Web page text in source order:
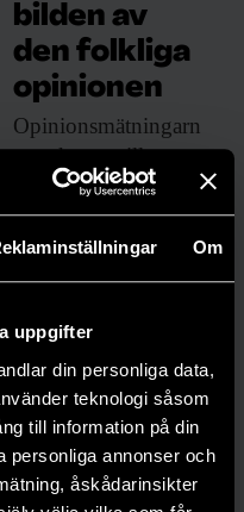
Om
uppgifter
din personliga data,
teknologi såsom
till information på din
personliga annonser och
åskådarinsikter
bilden av
den folkliga
opinionen
Opinionsmätningarn
as ankomst till
Sverige på 1940-talet
gav hopp om
starkare demokrati –
MEDIA